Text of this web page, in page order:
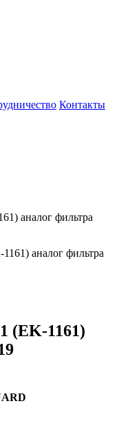
Контакты
аналог фильтра
(EK-1161)